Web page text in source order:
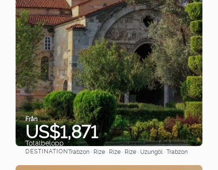
Från
US$1,871
Totalbelopp
Se
DESTINATIONTrabzon · Rize · Rize · Rize · Uzungöl · Trabzon